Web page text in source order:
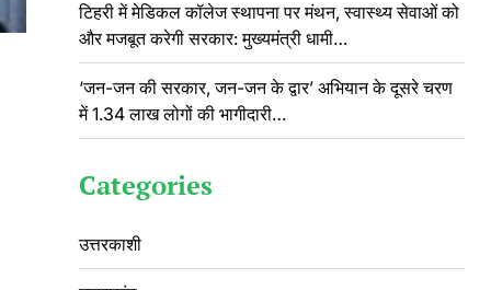
टिहरी में मेडिकल कॉलेज स्थापना पर मंथन, स्वास्थ्य सेवाओं को
और मजबूत करेगी सरकार: मुख्यमंत्री धामी…
‘जन-जन की सरकार, जन-जन के द्वार’ अभियान के दूसरे चरण
में 1.34 लाख लोगों की भागीदारी…
Categories
उत्तरकाशी